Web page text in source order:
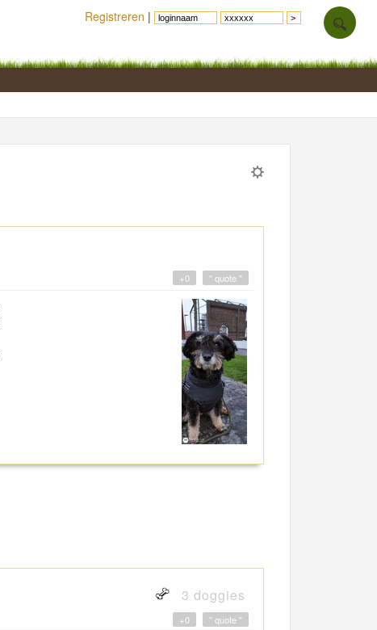
" quote "
+0
3 doggies
" quote "
+0
Registreren |